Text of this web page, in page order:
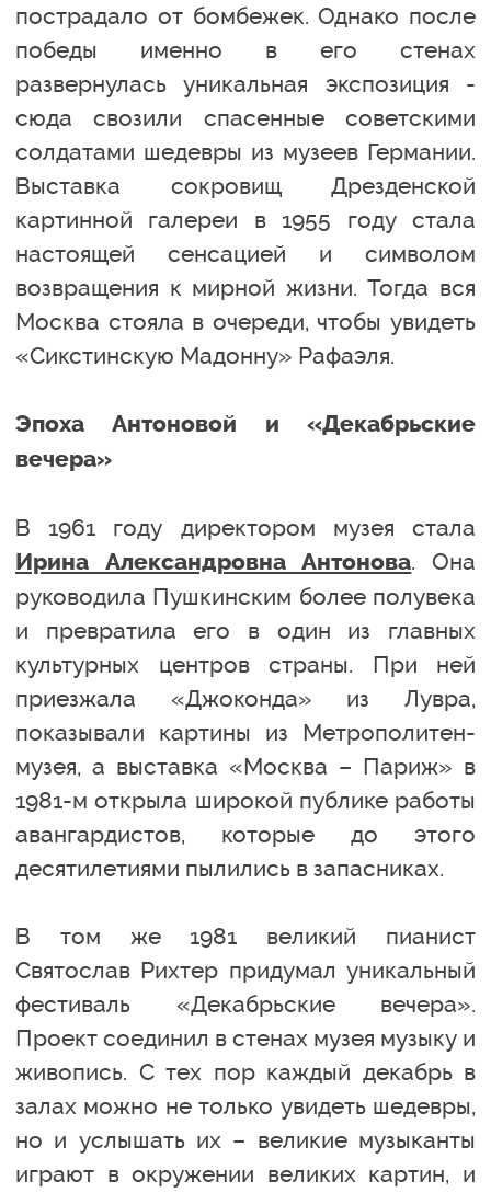
пострадало от бомбежек. Однако после
победы именно в его стенах
развернулась уникальная экспозиция -
сюда свозили спасенные советскими
солдатами шедевры из музеев Германии.
Выставка сокровищ Дрезденской
картинной галереи в 1955 году стала
настоящей сенсацией и символом
возвращения к мирной жизни. Тогда вся
Москва стояла в очереди, чтобы увидеть
«Сикстинскую Мадонну» Рафаэля.
Эпоха Антоновой и «Декабрьские
вечера»
В 1961 году директором музея стала
Ирина Александровна Антонова. Она
руководила Пушкинским более полувека
и превратила его в один из главных
культурных центров страны. При ней
приезжала «Джоконда» из Лувра,
показывали картины из Метрополитен-
музея, а выставка «Москва – Париж» в
1981-м открыла широкой публике работы
авангардистов, которые до этого
десятилетиями пылились в запасниках.
В том же 1981 великий пианист
Святослав Рихтер придумал уникальный
фестиваль «Декабрьские вечера».
Проект соединил в стенах музея музыку и
живопись. С тех пор каждый декабрь в
залах можно не только увидеть шедевры,
но и услышать их – великие музыканты
играют в окружении великих картин, и